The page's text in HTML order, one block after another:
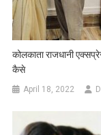
कोलकाता राजधानी
कैसे
April 18, 2022